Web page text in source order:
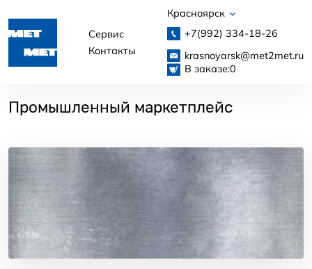
Сервис
Контакты
Красноярск
+7(992) 334-18-26
krasnoyarsk@met2met.ru
В заказе:0
Промышленный маркетплейс